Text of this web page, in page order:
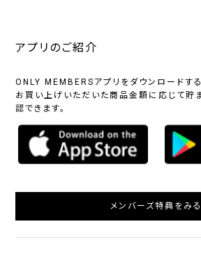
アプリのご紹介
ONLY MEMBERSアプリをダウンロードする
お買い上げいただいた商品金額に応じて貯
認できます。
メンバーズ特典をみる